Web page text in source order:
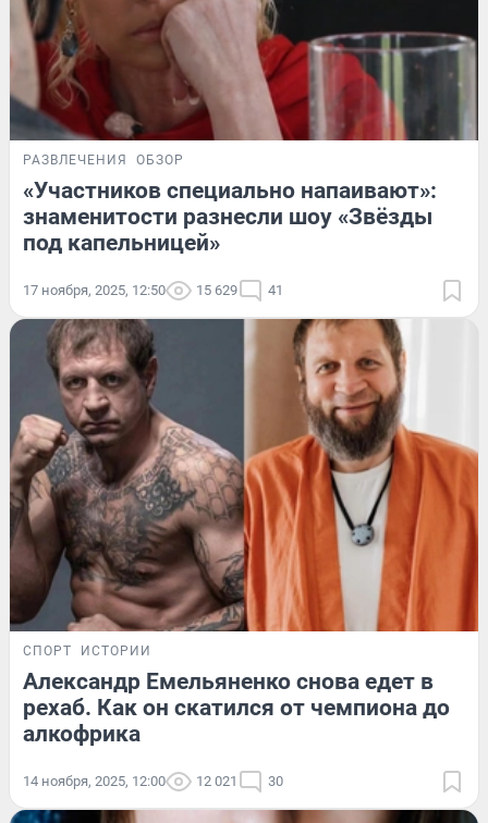
РАЗВЛЕЧЕНИЯ ОБЗОР
«Участников специально напаивают»:
знаменитости разнесли шоу «Звёзды
под капельницей»
17 ноября, 2025, 12:50 15 629 41
СПОРТ ИСТОРИИ
Александр Емельяненко снова едет в
рехаб. Как он скатился от чемпиона до
алкофрика
14 ноября, 2025, 12:00 12 021 30